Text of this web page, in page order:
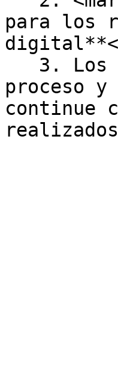
para los
proceso
continue